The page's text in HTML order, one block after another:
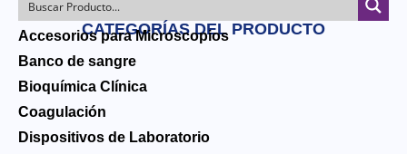
CATEGORÍAS DEL PRODUCTO
Accesorios para Microscopios
Banco de sangre
Bioquímica Clínica
Coagulación
Dispositivos de Laboratorio